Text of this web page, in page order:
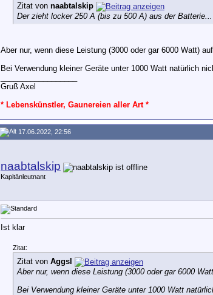
Zitat von naabtalskip
Der zieht locker 250 A (bis zu 500 A) aus der Batterie...
Aber nur, wenn diese Leistung (3000 oder gar 6000 Watt)
Bei Verwendung kleiner Geräte unter 1000 Watt natürlich
Gruß Axel
* Lebenskünstler, Gaunereien aller Art *
17.06.2022, 22:56
naabtalskip
Kapitänleutnant
Ist klar
Zitat:
Zitat von Aggsl
Aber nur, wenn diese Leistung (3000 oder gar 6000
Bei Verwendung kleiner Geräte unter 1000 Watt